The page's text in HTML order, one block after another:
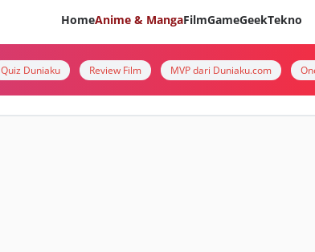
HomeAnime & MangaFilmGameGeekTekno
Quiz Duniaku Review Film MVP dari Duniaku.com